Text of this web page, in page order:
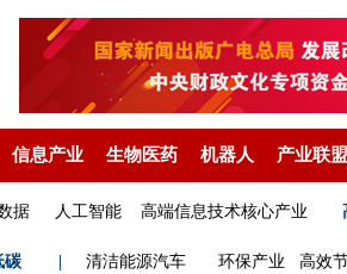
信息产业 生物医药 机器人 产业联盟
据 人工智能 高端信息技术核心产业
碳 清洁能源汽车 环保产业 高效